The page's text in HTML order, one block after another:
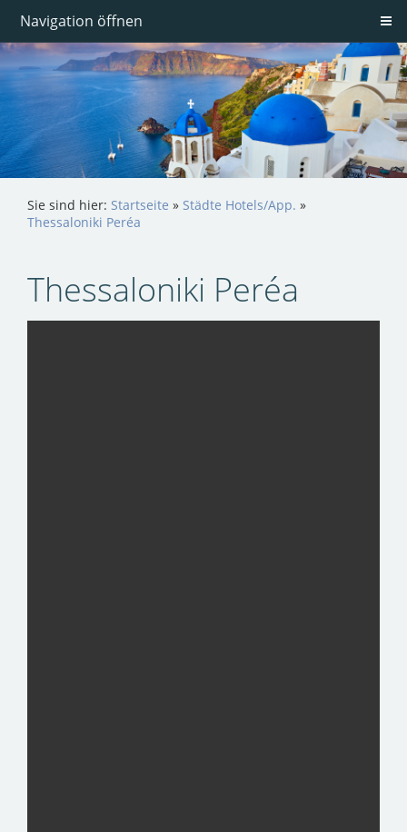
Navigation öffnen
Sie sind hier: Startseite » Städte Hotels/App. »
Thessaloniki Peréa
Thessaloniki Peréa